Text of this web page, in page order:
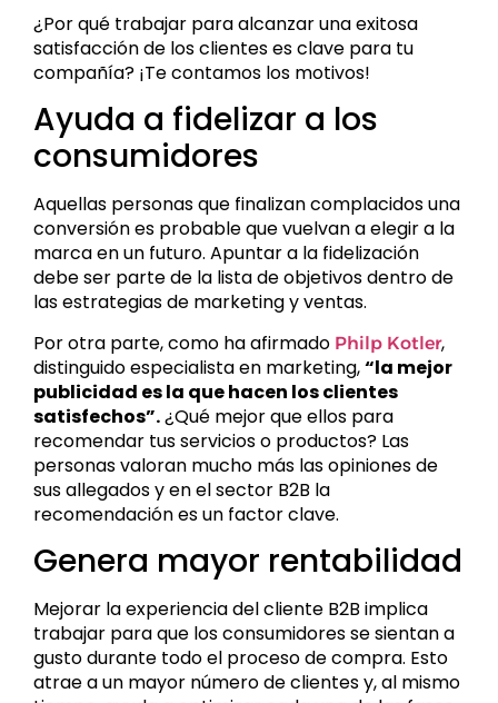
¿Por qué trabajar para alcanzar una exitosa
satisfacción de los clientes es clave para tu
compañía? ¡Te contamos los motivos!
Ayuda a fidelizar a los
consumidores
Aquellas personas que finalizan complacidos una
conversión es probable que vuelvan a elegir a la
marca en un futuro. Apuntar a la fidelización
debe ser parte de la lista de objetivos dentro de
las estrategias de marketing y ventas.
Por otra parte, como ha afirmado Philp Kotler,
distinguido especialista en marketing,“la mejor
publicidad es la que hacen los clientes
satisfechos”.¿Qué mejor que ellos para
recomendar tus servicios o productos? Las
personas valoran mucho más las opiniones de
sus allegados y en el sector B2B la
recomendación es un factor clave.
Genera mayor rentabilidad
Mejorar la experiencia del cliente B2B implica
trabajar para que los consumidores se sientan a
gusto durante todo el proceso de compra. Esto
atrae a un mayor número de clientes y, al mismo